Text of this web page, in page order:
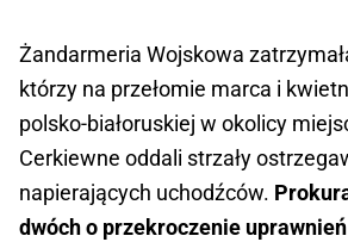
Żandarmeria Wojskowa
którzy na przełomie marca i
polsko-białoruskiej w okolicy
Cerkiewne oddali strzały
napierających uchodźców.
dwóch o przekroczenie